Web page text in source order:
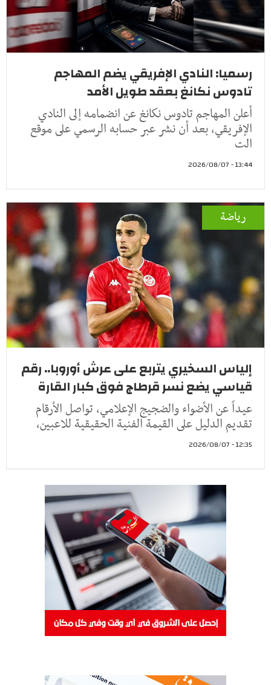
رسميا: النادي الإفريقي يضم المهاجم
تادوس نكانغ بعقد طويل الأمد
أعلن المهاجم تادوس نكانغ عن انضمامه إلى النادي
الإفريقي، بعد أن نشر عبر حسابه الرسمي على موقع
الت
13:44 - 2026/08/07
رياضة
إلياس السخيري يتربع على عرش أوروبا.. رقم
قياسي يضع نسر قرطاج فوق كبار القارة
عيداً عن الأضواء والضجيج الإعلامي، تواصل الأرقام
تقديم الدليل على القيمة الفنية الحقيقية للاعبين،
12:35 - 2026/08/07